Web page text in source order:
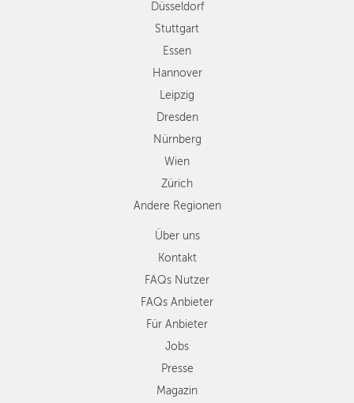
Nürnberg
Andere
Regionen
Düsseldorf
Stuttgart
Essen
Hannover
Leipzig
Dresden
Nürnberg
Wien
Zürich
Andere Regionen
Über uns
Kontakt
FAQs Nutzer
FAQs Anbieter
Für Anbieter
Jobs
Presse
Magazin